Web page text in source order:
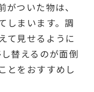
ついた物は、
しまいます。調
て見せるように
替えるのが面倒
とをおすすめし